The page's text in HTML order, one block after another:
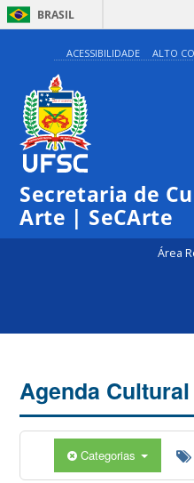
BRASIL
ACESSIBILIDADE ALTO
Secretaria de
Arte | SeCArte
Área
Agenda Cultural
Categorias
0:00
1:00
5:00